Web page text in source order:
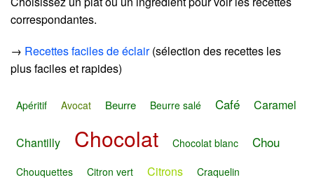
correspondantes.
→ Recettes faciles de éclair(sélection des recettes les
plus faciles et rapides)
Apéritif Avocat Beurre Beurre salé Café Caramel
Chantilly Chocolat Chocolat blanc Chou
Chouquettes Citron vert Citrons Craquelin